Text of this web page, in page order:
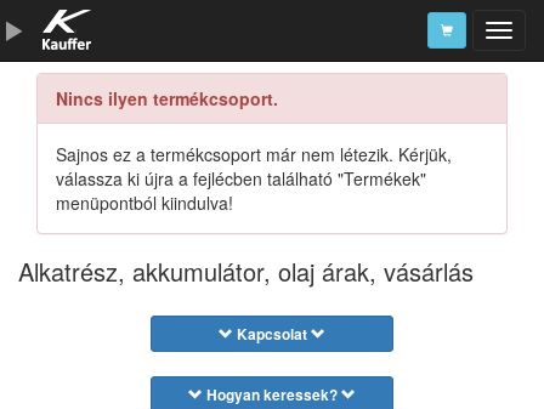
Szerszámkatalógus
Kosár
Alkatrészek
Nincs ilyen termékcsoport.
Sajnos ez a termékcsoport már nem létezik. Kérjük,
válassza ki újra a fejlécben található "Termékek"
menüpontból kiindulva!
Alkatrész, akkumulátor, olaj árak, vásárlás
Kapcsolat
Hogyan keressek?